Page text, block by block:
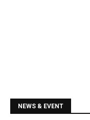
NEWS & EVENTDCA, DTP,